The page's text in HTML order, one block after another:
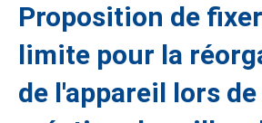
Proposition de
limite pour la
de l'appareil lors de